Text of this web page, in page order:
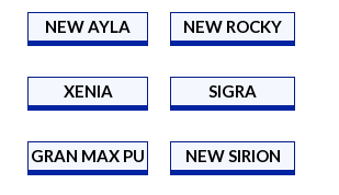
NEW AYLA NEW ROCKY
XENIA SIGRA
GRAN MAX PU NEW SIRION